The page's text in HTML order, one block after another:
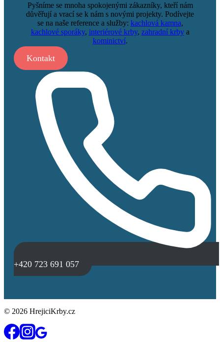
Pyšníme se mnoha spokojenými zákazníky, kteří nám
důvěřují a vrací se k nám s novými projekty. Podívejte
se na naše reference a služby: kachlová kamna,
kachlové sporáky, interiérové krby, zahradní krbya
kominictví.
Kontakt
+420 723 691 057
© 2026 HrejiciKrby.cz